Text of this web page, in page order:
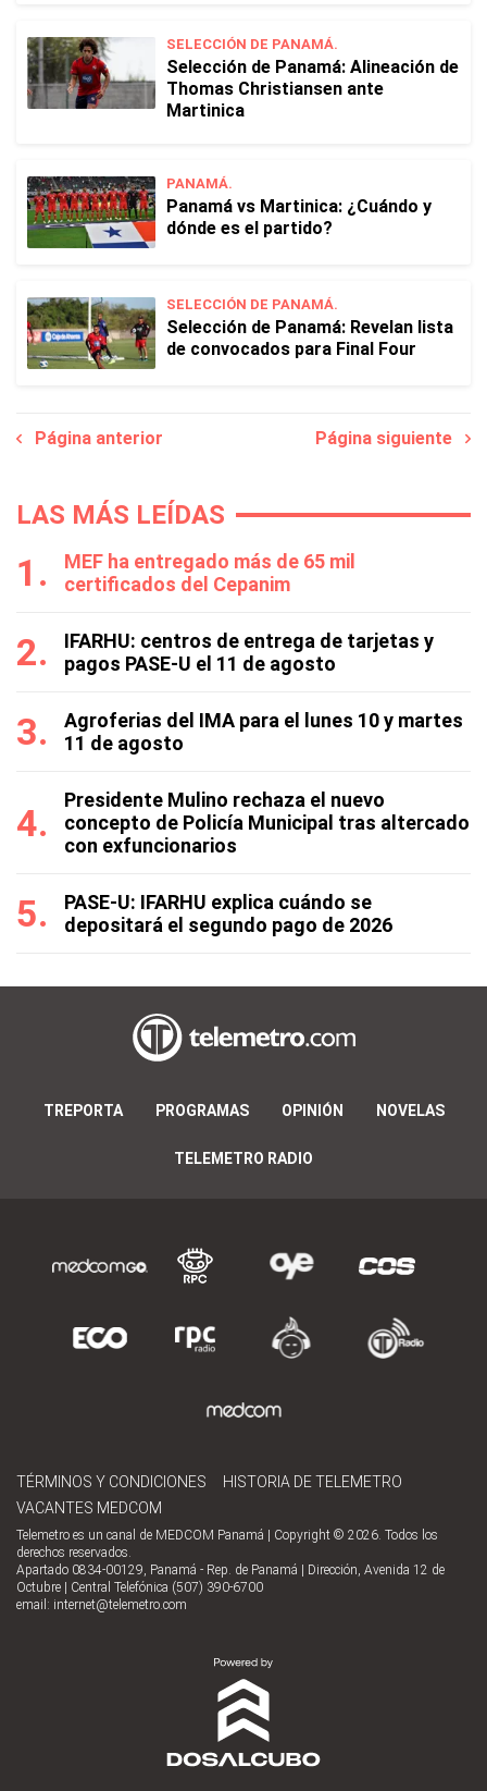
SELECCIÓN DE PANAMÁ.
Selección de Panamá: Alineación de
Thomas Christiansen ante
Martinica
PANAMÁ.
Panamá vs Martinica: ¿Cuándo y
dónde es el partido?
SELECCIÓN DE PANAMÁ.
Selección de Panamá: Revelan lista
de convocados para Final Four
Página anterior Página siguiente
LAS MÁS LEÍDAS
MEF ha entregado más de 65 mil
certificados del Cepanim
IFARHU: centros de entrega de tarjetas y
pagos PASE-U el 11 de agosto
Agroferias del IMA para el lunes 10 y martes
11 de agosto
Presidente Mulino rechaza el nuevo
concepto de Policía Municipal tras altercado
con exfuncionarios
PASE-U: IFARHU explica cuándo se
depositará el segundo pago de 2026
TREPORTA PROGRAMAS OPINIÓN NOVELAS
TELEMETRO RADIO
TÉRMINOS Y CONDICIONES
HISTORIA DE TELEMETRO
VACANTES MEDCOM
Telemetro es un canal de MEDCOM Panamá | Copyright © 2026. Todos los
derechos reservados.
Apartado 0834-00129, Panamá - Rep. de Panamá | Dirección, Avenida 12 de
Octubre | Central Telefónica (507) 390-6700
email: internet@telemetro.com